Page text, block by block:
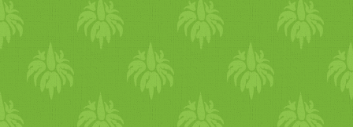
mandarinos reggeli kása
Ebéd: paradicsomos
szendvics: 2 szelet pirított